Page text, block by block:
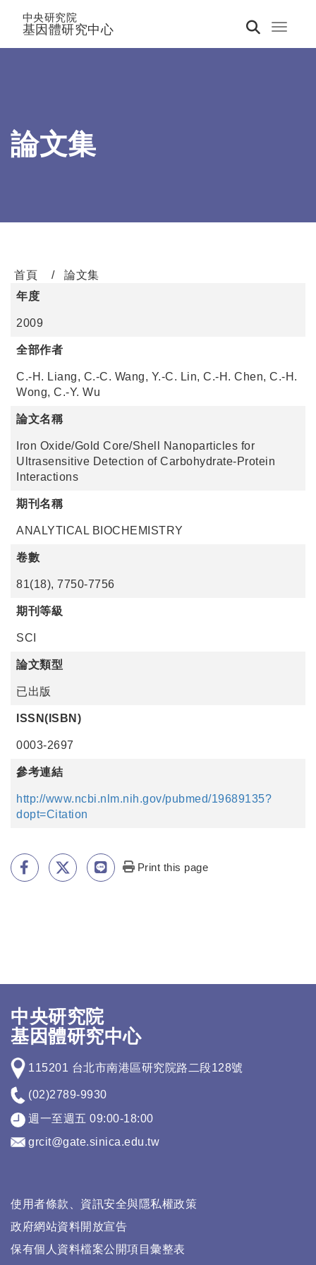
Toggle
中央研究院
基因體研究中心
論文集
首頁
論文集
年度
2009
全部作者
C.-H. Liang, C.-C. Wang, Y.-C. Lin, C.-H. Chen, C.-H.
Wong, C.-Y. Wu
論文名稱
Iron Oxide/Gold Core/Shell Nanoparticles for
Ultrasensitive Detection of Carbohydrate-Protein
Interactions
期刊名稱
ANALYTICAL BIOCHEMISTRY
卷數
81(18), 7750-7756
期刊等級
SCI
論文類型
已出版
ISSN(ISBN)
0003-2697
參考連結
http://www.ncbi.nlm.nih.gov/pubmed/19689135?
dopt=Citation
Print this page
中央研究院
基因體研究中心
115201 台北市南港區研究院路二段128號
(02)2789-9930
週一至週五 09:00-18:00
grcit@gate.sinica.edu.tw
使用者條款、資訊安全與隱私權政策
政府網站資料開放宣告
保有個人資料檔案公開項目彙整表